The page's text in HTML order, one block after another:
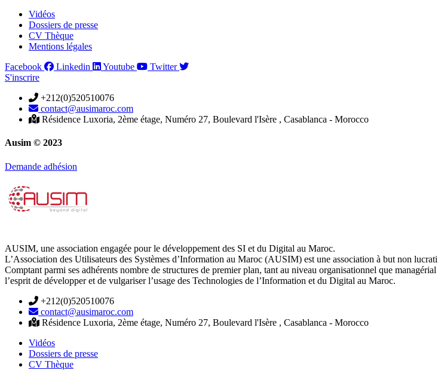
Vidéos
Dossiers de presse
CV Thèque
Mentions légales
Facebook
Linkedin Youtube
Twitter
S'inscrire
+212(0)520510076
contact@ausimaroc.com
Résidence Luxoria, 2ème étage, Numéro 27, Boulevard l'Isère , Casablanca - Morocco
Ausim © 2023
Demande adhésion
AUSIM, une association engagée pour le développement des SI et du Digital au Maroc.
L’Association des Utilisateurs des Systèmes d’Information au Maroc (AUSIM) est une association à but non
Comptant parmi ses adhérents nombre de structures de premier plan, tant au niveau organisationnel que
l’esprit de développer et de vulgariser l’usage des Technologies de l’Information et du Digital au Maroc.
+212(0)520510076
contact@ausimaroc.com
Résidence Luxoria, 2ème étage, Numéro 27, Boulevard l'Isère , Casablanca - Morocco
Vidéos
Dossiers de presse
CV Thèque